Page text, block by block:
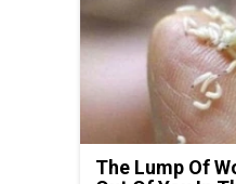
The Lump Of